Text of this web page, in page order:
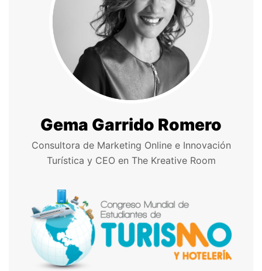
Gema Garrido Romero
Consultora de Marketing Online e Innovación
Turística y CEO en The Kreative Room